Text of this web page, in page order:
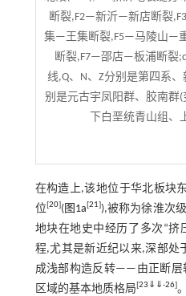
断裂,F2—新沂—新店断裂
集—王集断裂,F5—马陵山—
断裂,F7—邵店—板浦断裂
线,Q、N、Z分别是第四系
别是元古宇凤阳群、胶南群(
下白垩统青山组、
在构造上,该地位于华北板块
位 20] (图1a 21 ),被称为徐淮次
地块在地史中经历了多次“
程,尤其是新近纪以来,深部处
成浅部构造反转——由正断层
区域的基本地质格局 23 ⇓ ⇓-26] 。